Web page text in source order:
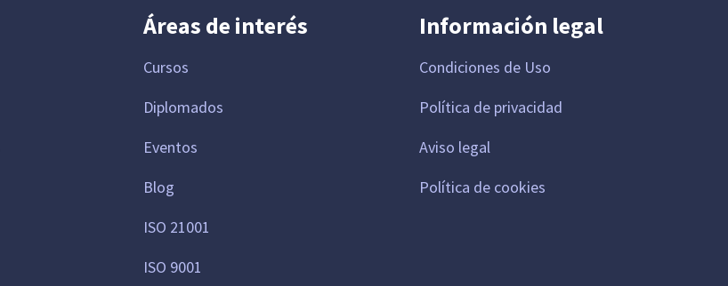
Áreas de interés
Cursos
Diplomados
Eventos
Blog
ISO 21001
ISO 9001
Información legal
Condiciones de Uso
Política de privacidad
Aviso legal
Política de cookies